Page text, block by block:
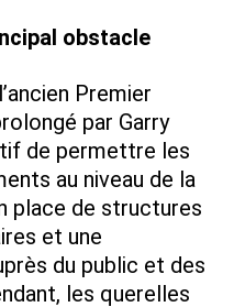
obstacle
Premier
par Garry
de permettre les
au niveau de la
place de structures
et une
du public et des
les querelles